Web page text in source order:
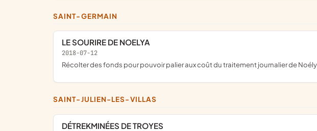
SAINT-GERMAIN
LE SOURIRE DE NOELYA
2018-07-12
récolter des fonds pour pouvoir palier aux coût du traitement journalier de
SAINT-JULIEN-LES-VILLAS
DÉTREKMINÉES DE TROYES